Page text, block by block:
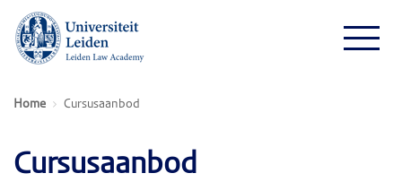
Home Cursusaanbod
Cursusaanbod